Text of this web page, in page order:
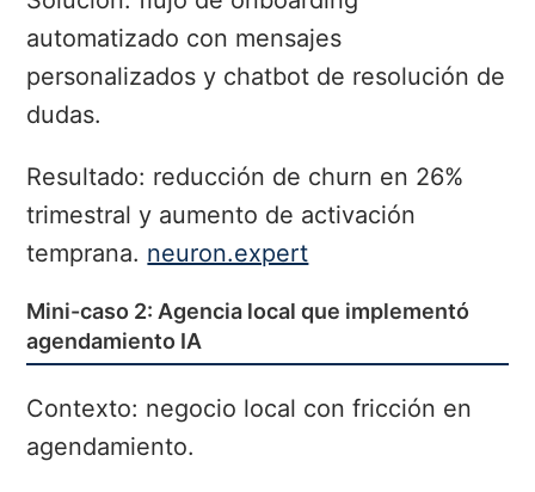
automatizado con mensajes
personalizados y chatbot de resolución de
dudas.
Resultado: reducción de churn en 26%
trimestral y aumento de activación
temprana. neuron.expert
Mini-caso 2: Agencia local que implementó
agendamiento IA
Contexto: negocio local con fricción en
agendamiento.